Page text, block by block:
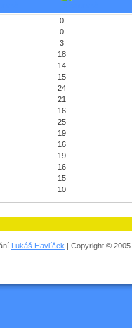
0
0
3
18
14
15
24
21
16
25
19
16
19
16
15
10
Lukáš Havlíček | Copyright ©